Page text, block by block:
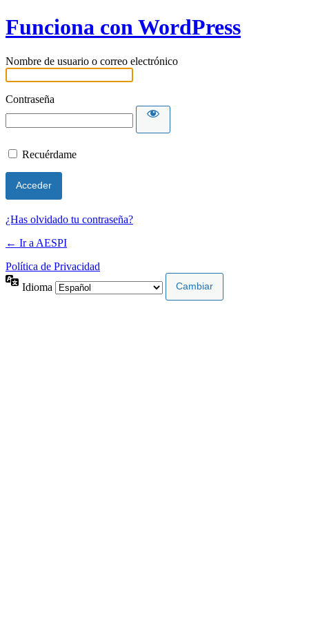
Funciona con WordPress
Nombre de usuario o correo electrónico
Contraseña
Recuérdame
¿Has olvidado tu contraseña?
← Ir a AESPI
Política de Privacidad
Idioma